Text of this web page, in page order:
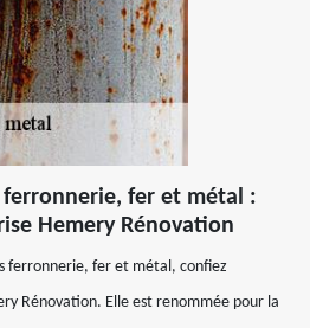
fer et métal :
Hemery Rénovation
ferronnerie, fer et métal, confiez
Rénovation. Elle est renommée pour la